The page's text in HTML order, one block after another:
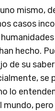
mismo,
casos
hecho.
de su
se
lo
mundo,